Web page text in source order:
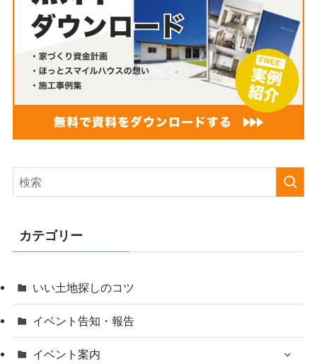
カテゴリー
いい土地探しのコツ
イベント告知・報告
イベント案内